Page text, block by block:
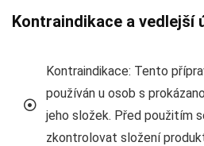
Kontraindikace a vedlejší
Kontraindikace: Tento
používán u osob s
jeho složek. Před použitím
zkontrolovat složení